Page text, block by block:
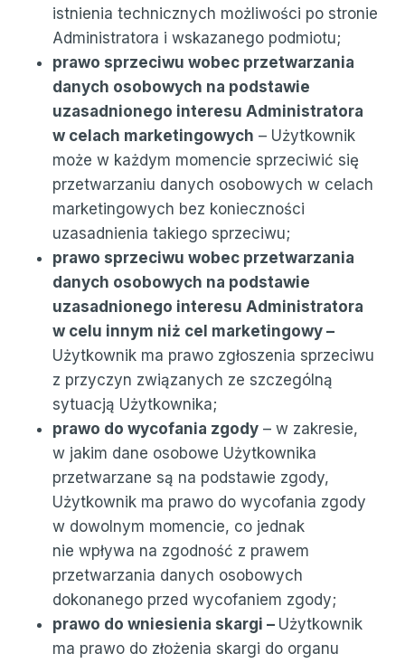
istnienia technicznych możliwości po stronie
Administratora i wskazanego podmiotu;
prawo sprzeciwu wobec przetwarzania
danych osobowych na podstawie
uzasadnionego interesu Administratora
w celach marketingowych – Użytkownik
może w każdym momencie sprzeciwić się
przetwarzaniu danych osobowych w celach
marketingowych bez konieczności
uzasadnienia takiego sprzeciwu;
prawo sprzeciwu wobec przetwarzania
danych osobowych na podstawie
uzasadnionego interesu Administratora
w celu innym niż cel marketingowy –
Użytkownik ma prawo zgłoszenia sprzeciwu
z przyczyn związanych ze szczególną
sytuacją Użytkownika;
prawo do wycofania zgody – w zakresie,
w jakim dane osobowe Użytkownika
przetwarzane są na podstawie zgody,
Użytkownik ma prawo do wycofania zgody
w dowolnym momencie, co jednak
nie wpływa na zgodność z prawem
przetwarzania danych osobowych
dokonanego przed wycofaniem zgody;
prawo do wniesienia skargi – Użytkownik
ma prawo do złożenia skargi do organu